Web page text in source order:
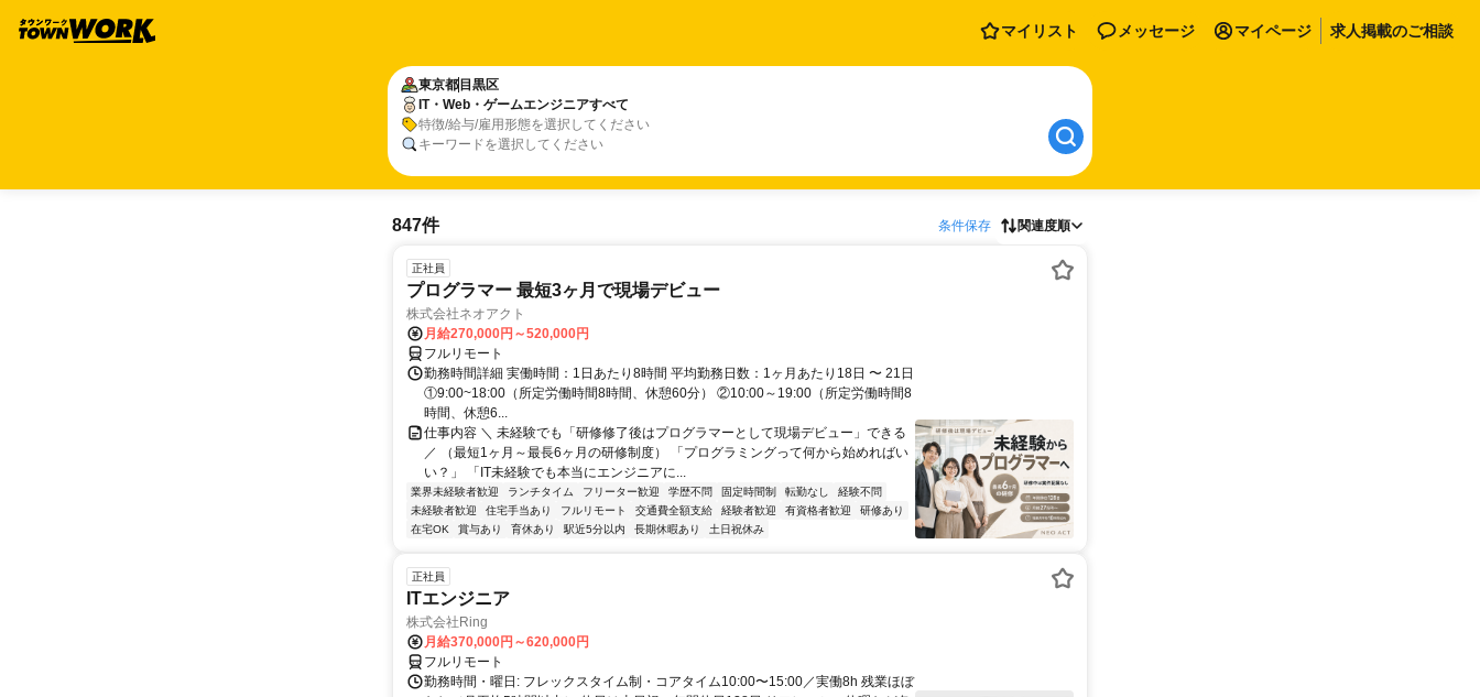
マイリスト メッセージ マイページ 求人掲載のご相談
東京都 目黒区
IT・Web・ゲームエンジニアすべて
特徴/給与/雇用形態を選択してください
キーワードを選択してください
847件 条件保存 関連度順
正社員
プログラマー 最短3ヶ月で現場デビュー
株式会社ネオアクト
月給270,000円～520,000円
フルリモート
勤務時間詳細 実働時間：1日あたり8時間 平均勤務日数：1ヶ月あたり18日 〜 21日
①9:00~18:00（所定労働時間8時間、休憩60分） ②10:00～19:00（所定労働時間8
時間、休憩6...
仕事内容 ＼ 未経験でも「研修修了後はプログラマーとして現場デビュー」できる
／ （最短1ヶ月～最長6ヶ月の研修制度） 「プログラミングって何から始めればい
い？」 「IT未経験でも本当にエンジニアに...
業界未経験者歓迎 ランチタイム フリーター歓迎 学歴不問 固定時間制 転勤なし
経験不問
未経験者歓迎
住宅手当あり フルリモート 交通費全額支給 経験者歓迎 有資格者歓迎
研修あり
在宅OK
賞与あり 育休あり 駅近5分以内 長期休暇あり 土日祝休み
正社員
ITエンジニア
株式会社Ring
月給370,000円～620,000円
フルリモート
勤務時間・曜日: フレックスタイム制・コアタイム10:00〜15:00／実働8h 残業ほぼ